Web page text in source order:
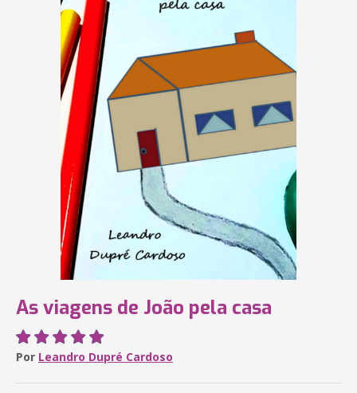
As viagens de João pela casa
Por Leandro Dupré Cardoso